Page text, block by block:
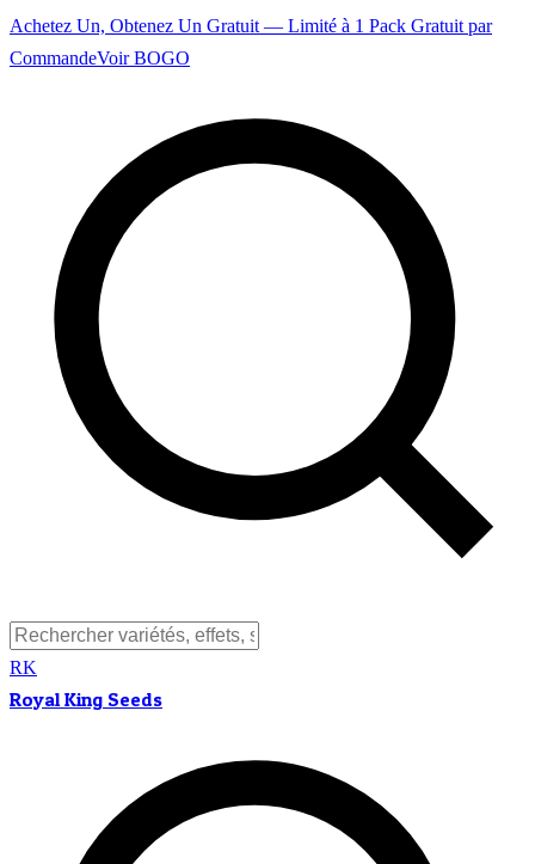
Achetez Un, Obtenez Un Gratuit — Limité à 1 Pack Gratuit par
CommandeVoir BOGO
RK
Royal King Seeds